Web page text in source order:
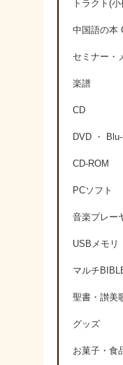
トラクト(
中国語の本
セミナー・
楽譜
CD
DVD ・
CD-ROM
PCソフト
音楽プレー
USBメモリ
マルチ
聖書・讃美
グッズ
お菓子・食